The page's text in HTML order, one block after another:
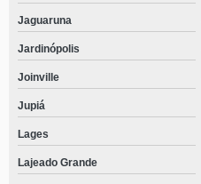
Jaguaruna
Jardinópolis
Joinville
Jupiá
Lages
Lajeado Grande